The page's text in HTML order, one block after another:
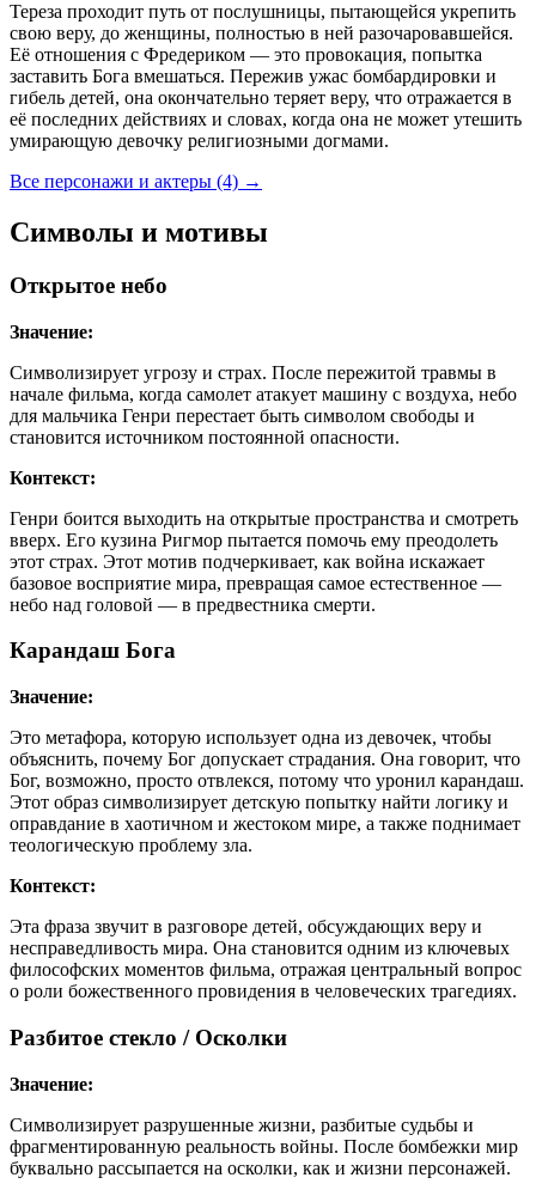
Тереза проходит путь от послушницы, пытающейся укрепить
свою веру, до женщины, полностью в ней разочаровавшейся.
Её отношения с Фредериком — это провокация, попытка
заставить Бога вмешаться. Пережив ужас бомбардировки и
гибель детей, она окончательно теряет веру, что отражается в
её последних действиях и словах, когда она не может утешить
умирающую девочку религиозными догмами.
Все персонажи и актеры (4) →
Символы и мотивы
Открытое небо
Значение:
Символизирует угрозу и страх. После пережитой травмы в
начале фильма, когда самолет атакует машину с воздуха, небо
для мальчика Генри перестает быть символом свободы и
становится источником постоянной опасности.
Контекст:
Генри боится выходить на открытые пространства и смотреть
вверх. Его кузина Ригмор пытается помочь ему преодолеть
этот страх. Этот мотив подчеркивает, как война искажает
базовое восприятие мира, превращая самое естественное —
небо над головой — в предвестника смерти.
Карандаш Бога
Значение:
Это метафора, которую использует одна из девочек, чтобы
объяснить, почему Бог допускает страдания. Она говорит, что
Бог, возможно, просто отвлекся, потому что уронил карандаш.
Этот образ символизирует детскую попытку найти логику и
оправдание в хаотичном и жестоком мире, а также поднимает
теологическую проблему зла.
Контекст:
Эта фраза звучит в разговоре детей, обсуждающих веру и
несправедливость мира. Она становится одним из ключевых
философских моментов фильма, отражая центральный вопрос
о роли божественного провидения в человеческих трагедиях.
Разбитое стекло / Осколки
Значение:
Символизирует разрушенные жизни, разбитые судьбы и
фрагментированную реальность войны. После бомбежки мир
буквально рассыпается на осколки, как и жизни персонажей.